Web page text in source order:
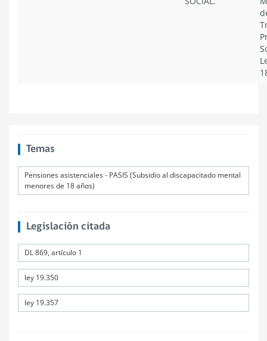
Temas
Pensiones asistenciales - PASIS (Subsidio al discapacitado mental
menores de 18 años)
Legislación citada
DL 869, artículo 1
ley 19.350
ley 19.357